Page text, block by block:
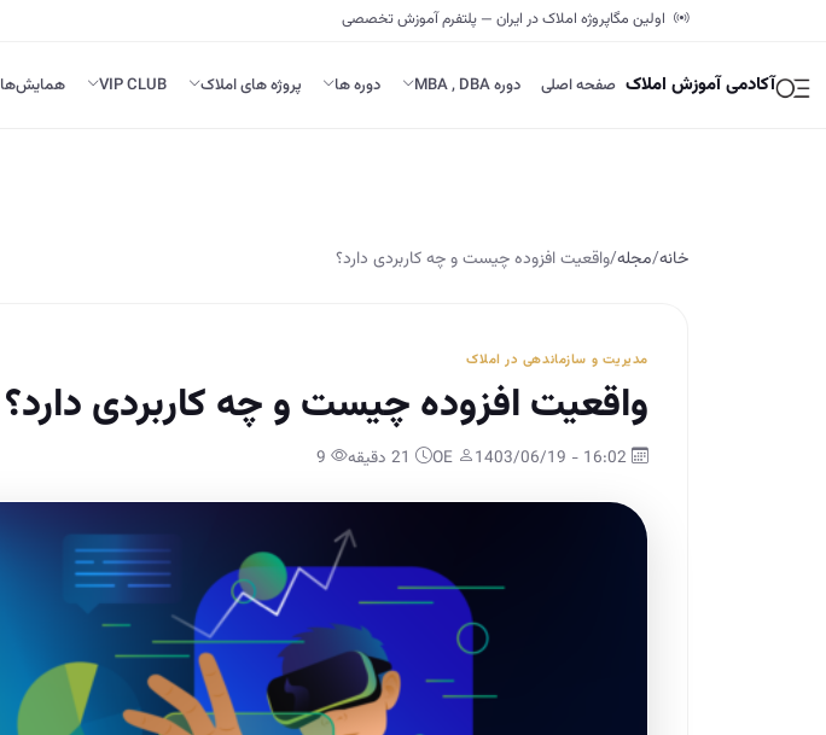
اولین مگاپروژه املاک در ایران — پلتفرم آموزش تخصصی
آکادمی آموزش املاک صفحه اصلی دوره MBA , DBA دوره ها پروژه های املاک VIP CLUB همایش‌ها
خانه/مجله/واقعیت افزوده چیست و چه کاربردی دارد؟
مدیریت و سازماندهی در املاک
واقعیت افزوده چیست و چه کاربردی دارد؟